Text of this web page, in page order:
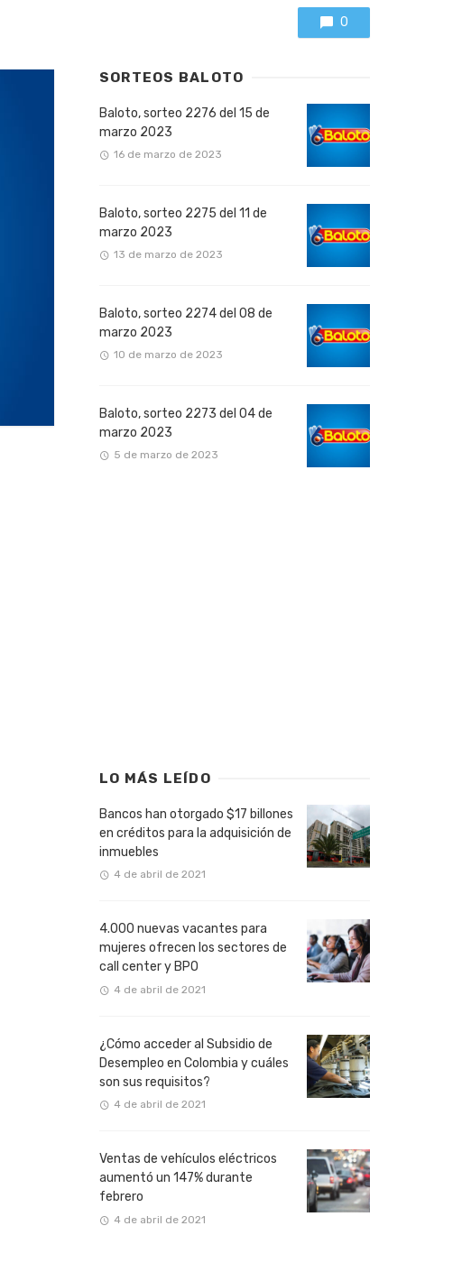
0
SORTEOS BALOTO
Baloto, sorteo 2276 del 15 de
marzo 2023
16 de marzo de 2023
Baloto, sorteo 2275 del 11 de
marzo 2023
13 de marzo de 2023
Baloto, sorteo 2274 del 08 de
marzo 2023
10 de marzo de 2023
Baloto, sorteo 2273 del 04 de
marzo 2023
5 de marzo de 2023
LO MÁS LEÍDO
Bancos han otorgado $17 billones
en créditos para la adquisición de
inmuebles
4 de abril de 2021
4.000 nuevas vacantes para
mujeres ofrecen los sectores de
call center y BPO
4 de abril de 2021
¿Cómo acceder al Subsidio de
Desempleo en Colombia y cuáles
son sus requisitos?
4 de abril de 2021
Ventas de vehículos eléctricos
aumentó un 147% durante
febrero
4 de abril de 2021